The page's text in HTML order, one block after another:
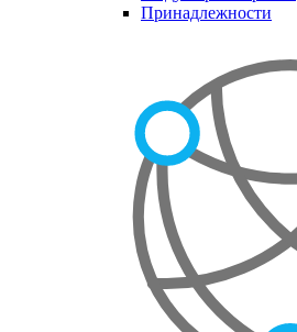
Принадлежности